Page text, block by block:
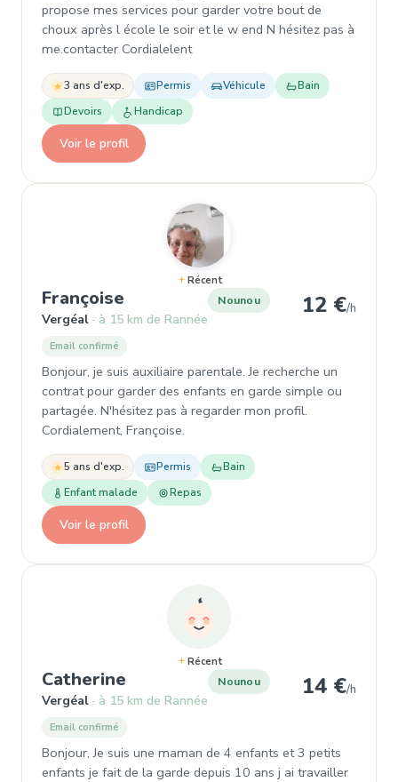
propose mes services pour garder votre bout de
choux après l école le soir et le w end N hésitez pas à
me.contacter Cordialelent
3 ans d'exp. Permis Véhicule
Bain
Devoirs
Handicap
Voir le profil
Récent
Françoise , Nounou à Vergéal
Vergéal à 15 km de Rannée
Nounou 12 €/h
Email confirmé
Bonjour, je suis auxiliaire parentale. Je recherche un
contrat pour garder des enfants en garde simple ou
partagée. N'hésitez pas à regarder mon profil.
Cordialement, Françoise.
5 ans d'exp. Permis
Bain
Enfant malade
Repas
Voir le profil
Récent
Catherine , Nounou à Vergéal
Vergéal à 15 km de Rannée
Nounou 14 €/h
Email confirmé
Bonjour, Je suis une maman de 4 enfants et 3 petits
enfants je fait de la garde depuis 10 ans j ai travailler